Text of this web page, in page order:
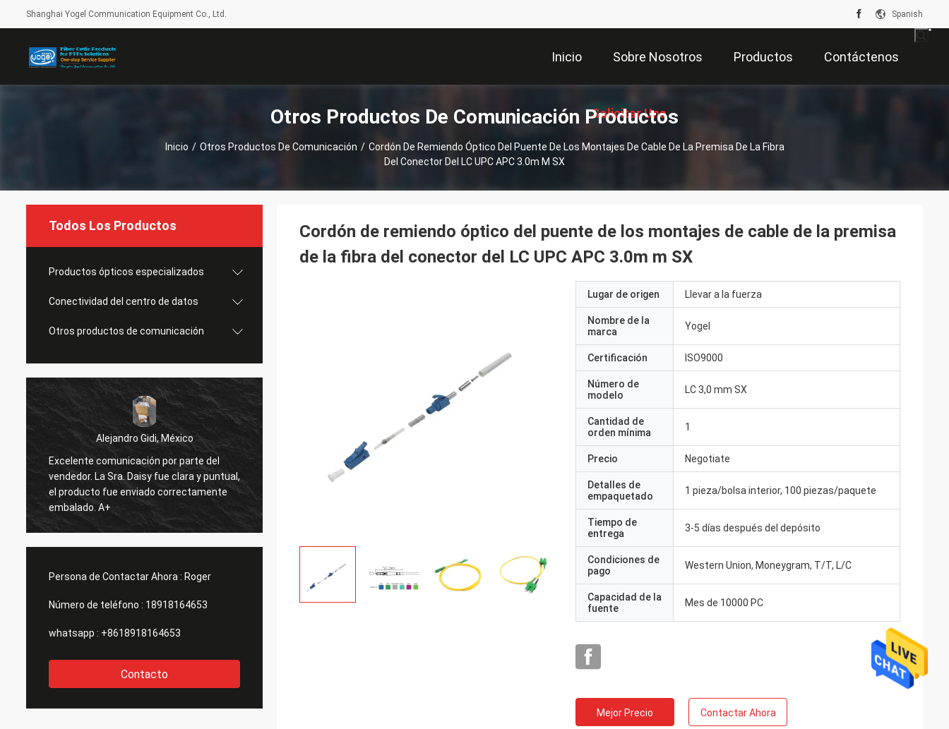
Shanghai Yogel Communication Equipment Co., Ltd. Spanish
Inicio Sobre Nosotros Productos Contáctenos
Solicitar Una
Otros Productos De Comunicación Productos
Inicio / Otros Productos De Comunicación / Cordón De Remiendo Óptico Del Puente De Los Montajes De Cable De La Premisa De La Fibra
Del Conector Del LC UPC APC 3.0m M SX
Todos Los Productos
Productos ópticos especializados
Conectividad del centro de datos
Otros productos de comunicación
Gidi, México
por parte del
Sra. Daisy fue clara y puntual,
fue enviado correctamente
Sergey Shapotkin, Federación Rusa
Todo bien
Es muy agradable trabajar con verdaderos
profesionales. Son atentos y receptivos.
Persona de Contactar Ahora : Roger
Número de teléfono : 18918164653
whatsapp : +8618918164653
Contacto
Cordón de remiendo óptico del puente de los montajes de cable de la premisa
de la fibra del conector del LC UPC APC 3.0m m SX
Lugar de origen Llevar a la fuerza
Nombre de la
marca
Yogel
Certificación ISO9000
Número de
modelo
LC 3,0 mm SX
Cantidad de
orden mínima
1
Precio Negotiate
Detalles de
empaquetado
1 pieza/bolsa interior, 100 piezas/paquete
Tiempo de
entrega
3-5 días después del depósito
Condiciones de
pago
Western Union, Moneygram, T/T, L/C
Capacidad de la
fuente
Mes de 10000 PC
Mejor Precio Contactar Ahora